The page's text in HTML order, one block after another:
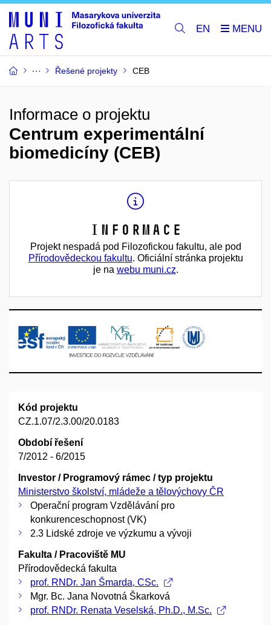
EN
Řešené projekty CEB
Informace o projektu
Centrum experimentální
biomedicíny (CEB)
Informace
Projekt nespadá pod Filozofickou fakultu, ale pod
Přírodovědeckou fakultu. Oficiální stránka projektu
je na webu muni.cz.
Kód projektu
CZ.1.07/2.3.00/20.0183
Období řešení
7/2012 - 6/2015
Investor / Programový rámec / typ projektu
Ministerstvo školství, mládeže a tělovýchovy ČR
Operační program Vzdělávání pro
konkurenceschopnost (VK)
2.3 Lidské zdroje ve výzkumu a vývoji
Fakulta / Pracoviště MU
Přírodovědecká fakulta
prof. RNDr. Jan Šmarda, CSc.
Mgr. Bc. Jana Novotná Škarková
prof. RNDr. Renata Veselská, Ph.D., M.Sc.